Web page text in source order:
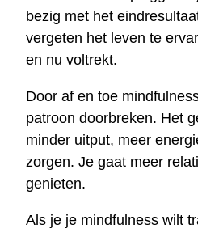
bezig met het
vergeten het leven te
en nu voltrekt.
Door af en toe
patroon doorbreken. Het
minder uitput, meer
zorgen. Je gaat meer
genieten.
Als je je mindfulness wilt